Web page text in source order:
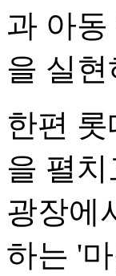
과 아
을 실
한편
을 펼
광장에
하는 '